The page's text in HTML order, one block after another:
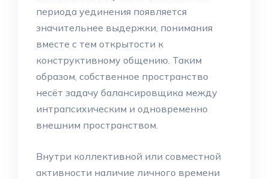
периода уединения появляется
значительнее выдержки, понимания
вместе с тем открытости к
конструктивному общению. Таким
образом, собственное пространство
несёт задачу балансировщика между
интрапсихическим и одновременно
внешним пространством.
Внутри коллективной или совместной
активности наличие личного времени